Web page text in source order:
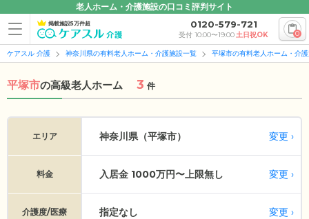
老人ホーム・介護施設の口コミ評判サイト
掲載施設5万件超 0120-579-721
受付 10:00〜19:00土日祝OK 0
ケアスル 介護 神奈川県の有料老人ホーム・介護施設一覧 平塚市の有料老人ホーム・介
平塚市の高級老人ホーム 3 件
エリア 神奈川県（平塚市） 変更
料金 入居金 1000万円〜上限無し 変更
介護度/医療 指定なし 変更